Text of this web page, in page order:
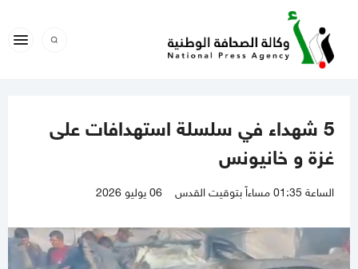
5 شهداء في سلسلة استهدافات على
غزة و خانيونس
الساعة 01:35 مساءاً بتوقيت القدس 06 يوليو 2026